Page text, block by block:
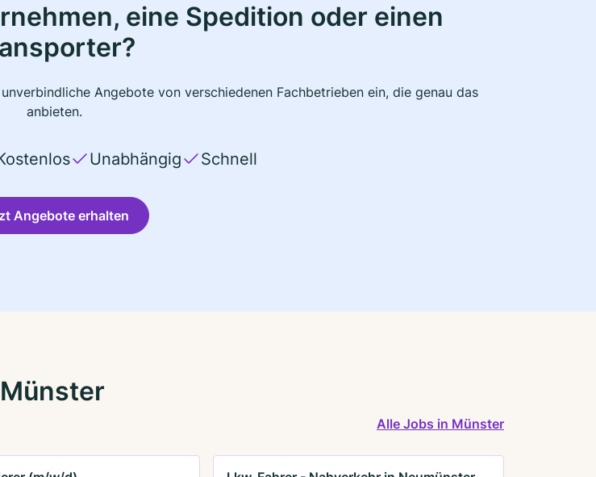
eine Spedition oder einen
Angebote von verschiedenen Fachbetrieben ein, die genau das
anbieten.
Unabhängig Schnell
Angebote erhalten
Alle Jobs in Münster